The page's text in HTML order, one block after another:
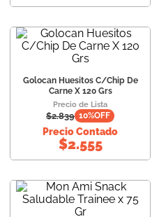
Golocan Huesitos C/Chip De
Carne X 120 Grs
Precio de Lista
$2.839 10%OFF
Precio Contado
$2.555